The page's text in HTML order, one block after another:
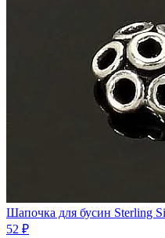
Шапочка для бусин Sterling
52 ₽